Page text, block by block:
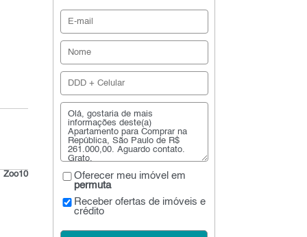
Zoo10
Oferecer meu imóvel em
permuta
Receber ofertas de imóveis e
crédito